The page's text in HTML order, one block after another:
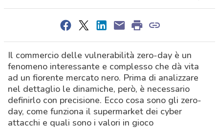
Il commercio delle vulnerabilità zero-day è un
fenomeno interessante e complesso che dà vita
ad un fiorente mercato nero. Prima di analizzare
nel dettaglio le dinamiche, però, è necessario
definirlo con precisione. Ecco cosa sono gli zero-
day, come funziona il supermarket dei cyber
attacchi e quali sono i valori in gioco